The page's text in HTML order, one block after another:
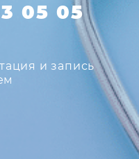
05 05
и запись